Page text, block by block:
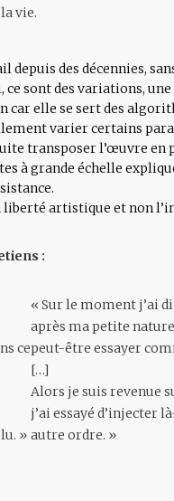
vie.
des décennies,
ce sont des variations,
car elle se sert des
varier certains
transposer l’œuvre en
à grande échelle
artistique et non
:
ce
»
« Sur le moment j’ai
après ma petite
peut-être essayer
[…]
Alors je suis revenue
j’ai essayé d’injecter
autre ordre. »